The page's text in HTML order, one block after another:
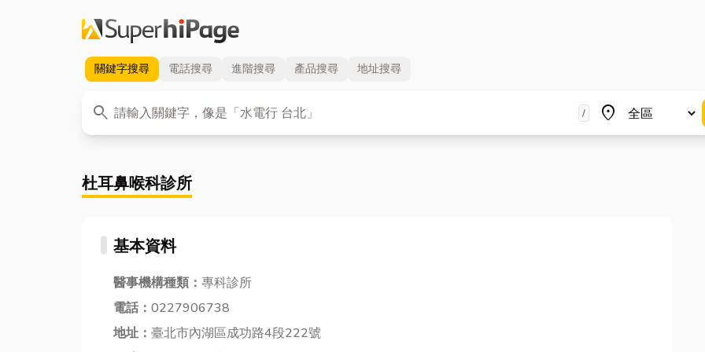
關鍵字搜尋 電話搜尋 進階搜尋 產品搜尋 地址搜尋
search
關鍵字 / place
地區
杜耳鼻喉科診所
基本資料
醫事機構種類： 專科診所
電話： 0227906738
地址： 臺北市內湖區成功路4段222號